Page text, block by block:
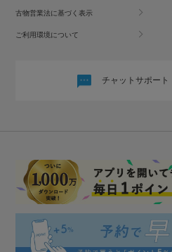
古物営業法に基づく表示
ご利用環境について
チャットサポート